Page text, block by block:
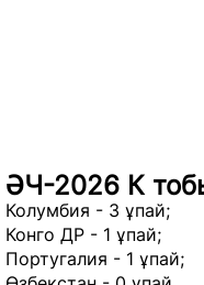
ӘЧ-2026 К
Колумбия - 3 ұпай;
Конго ДР - 1 ұпай;
Португалия - 1 ұпай;